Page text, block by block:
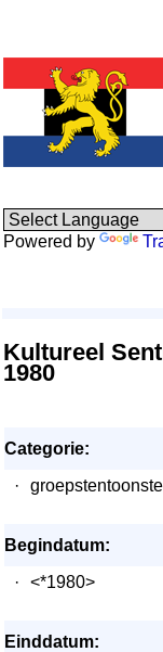
Powered by
Kultureel
1980
Categorie:
·
Begindatum:
·
<*1980>
Einddatum: